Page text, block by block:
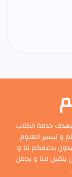
خدمة الكتاب
و تيسير العلوم
بدعمكم لنا و
يتقبل منا و يجعل